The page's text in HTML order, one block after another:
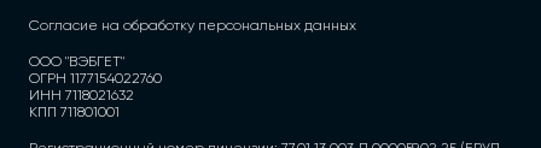
Согласие на обработку персональных данных
ООО "ВЭБГЕТ"
ОГРН 1177154022760
ИНН 7118021632
КПП 711801001